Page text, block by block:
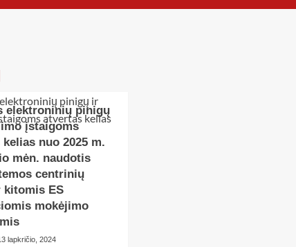
elektroninių pinigų
įstaigoms
nuo 2025 m.
mėn. naudotis
centrinių
kitomis ES
mokėjimo
lapkričio, 2024